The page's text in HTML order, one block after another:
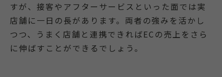
すが、接客やアフターサービスといった面では実
店舗に一日の長があります。両者の強みを活かし
つつ、うまく店舗と連携できればECの売上をさら
に伸ばすことができるでしょう。